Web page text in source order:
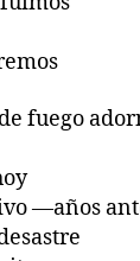
fuego
—años